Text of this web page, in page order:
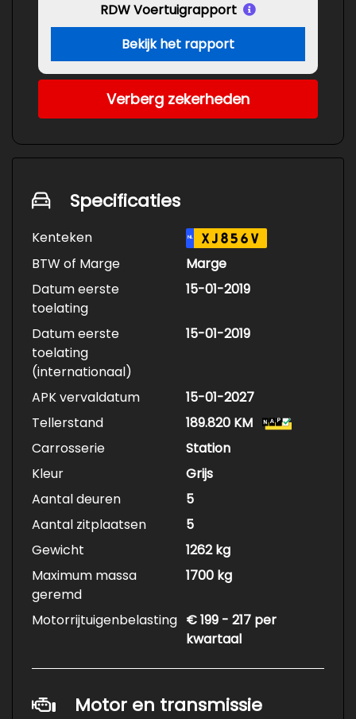
RDW Voertuigrapport
Bekijk het rapport
Verberg zekerheden
Specificaties
Kenteken NL XJ856V
BTW of Marge
Marge
Datum eerste
toelating
15-01-2019
Datum eerste
toelating
(internationaal)
15-01-2019
APK vervaldatum
15-01-2027
Tellerstand
189.820 KM
Carrosserie
Station
Kleur
Grijs
Aantal deuren
5
Aantal zitplaatsen
5
Gewicht
1262 kg
Maximum massa
geremd
1700 kg
Motorrijtuigenbelasting € 199 - 217 per
kwartaal
Motor en transmissie